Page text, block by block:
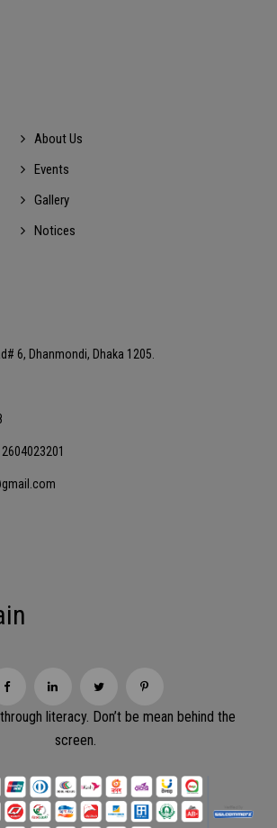
About Us
Events
Gallery
Notices
6, Dhanmondi, Dhaka 1205.
literacy. Don’t be mean behind the
screen.